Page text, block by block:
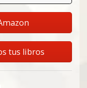
tus libros